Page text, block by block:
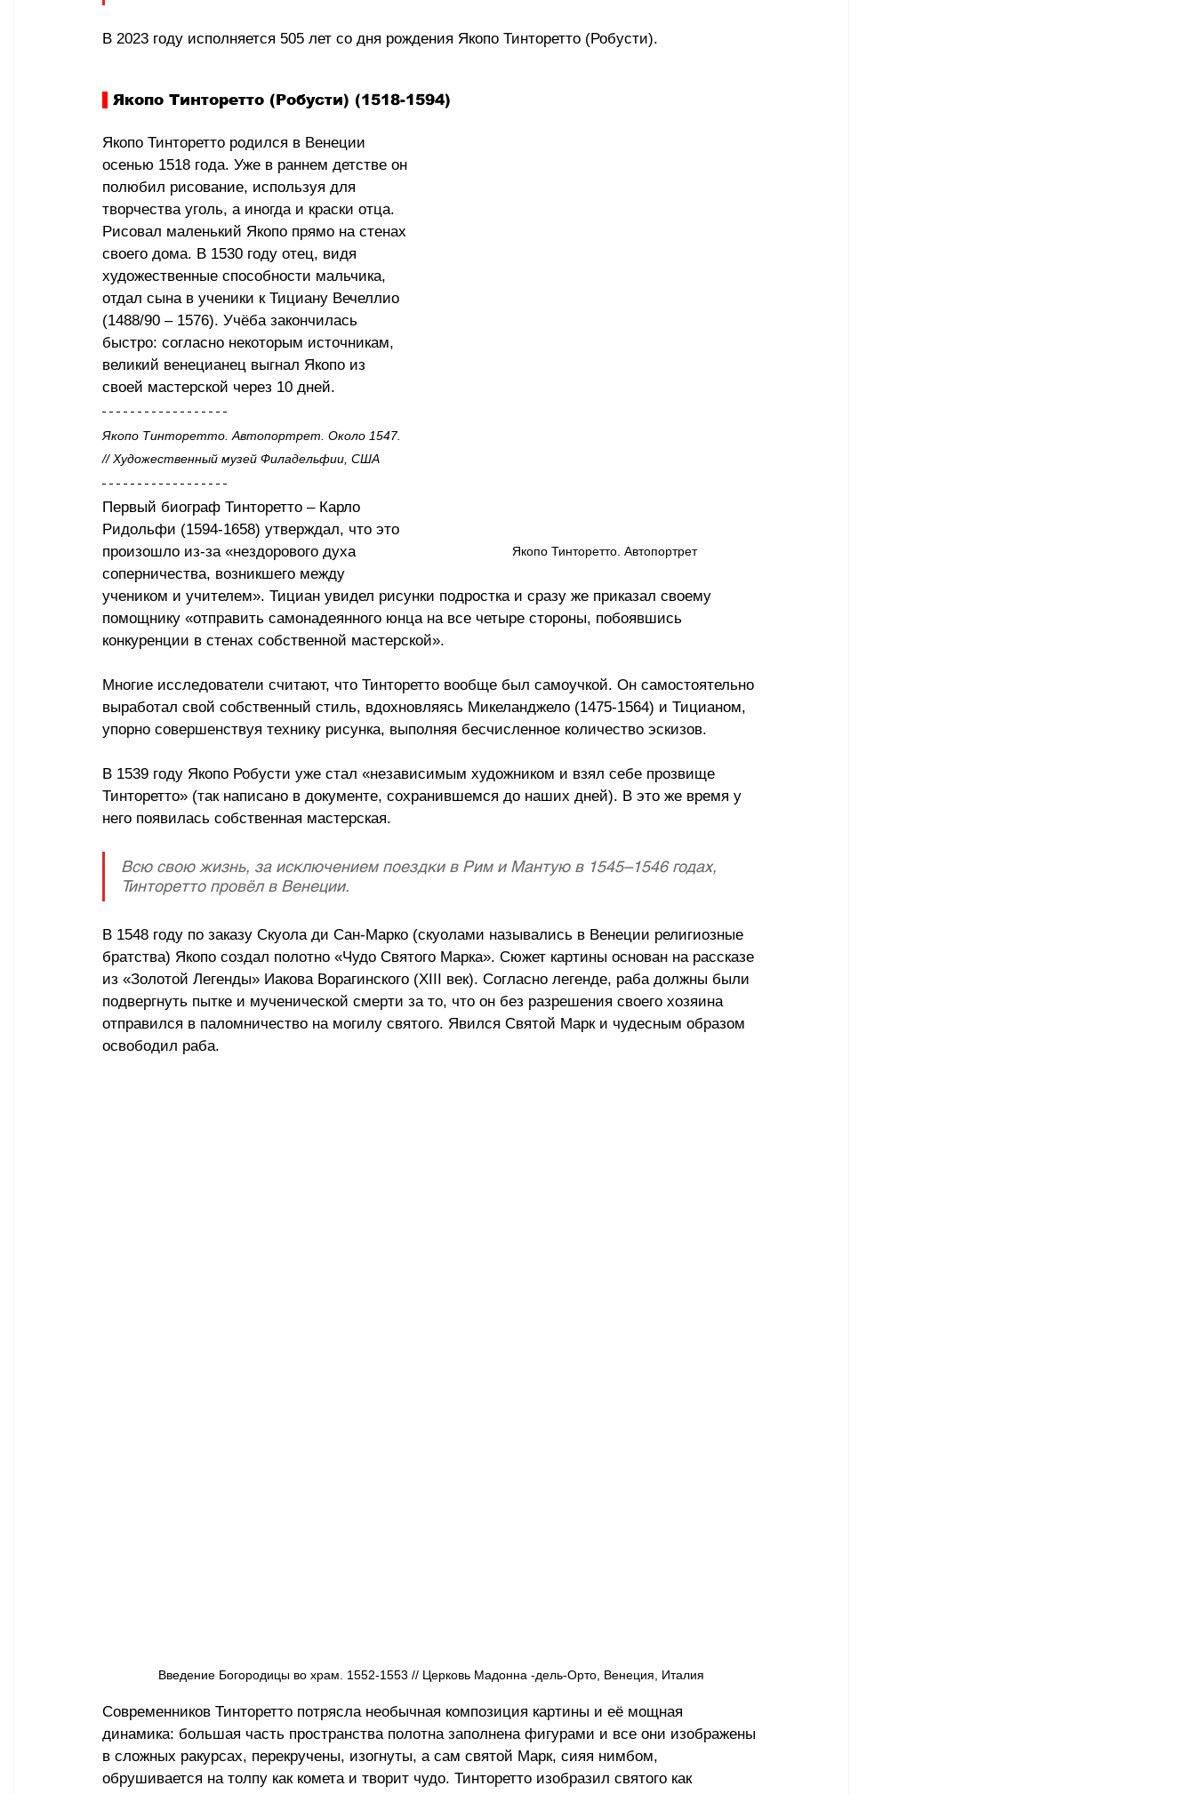
В 2023 году исполняется 505 лет со дня рождения Якопо Тинторетто (Робусти).
Якопо Тинторетто (Робусти) (1518-1594)
Якопо Тинторетто. Автопортрет
Якопо Тинторетто родился в Венеции
осенью 1518 года. Уже в раннем детстве он
полюбил рисование, используя для
творчества уголь, а иногда и краски отца.
Рисовал маленький Якопо прямо на стенах
своего дома. В 1530 году отец, видя
художественные способности мальчика,
отдал сына в ученики к Тициану Вечеллио
(1488/90 – 1576). Учёба закончилась
быстро: согласно некоторым источникам,
великий венецианец выгнал Якопо из
своей мастерской через 10 дней.
Якопо Тинторетто. Автопортрет. Около 1547.
// Художественный музей Филадельфии, США
Первый биограф Тинторетто – Карло
Ридольфи (1594-1658) утверждал, что это
произошло из-за «нездорового духа
соперничества, возникшего между
учеником и учителем». Тициан увидел рисунки подростка и сразу же приказал своему
помощнику «отправить самонадеянного юнца на все четыре стороны, побоявшись
конкуренции в стенах собственной мастерской».
Многие исследователи считают, что Тинторетто вообще был самоучкой. Он самостоятельно
выработал свой собственный стиль, вдохновляясь Микеланджело (1475-1564) и Тицианом,
упорно совершенствуя технику рисунка, выполняя бесчисленное количество эскизов.
В 1539 году Якопо Робусти уже стал «независимым художником и взял себе прозвище
Тинторетто» (так написано в документе, сохранившемся до наших дней). В это же время у
него появилась собственная мастерская.
Всю свою жизнь, за исключением поездки в Рим и Мантую в 1545–1546 годах,
Тинторетто провёл в Венеции.
В 1548 году по заказу Скуола ди Сан-Марко (скуолами назывались в Венеции религиозные
братства) Якопо создал полотно «Чудо Святого Марка». Сюжет картины основан на рассказе
из «Золотой Легенды» Иакова Ворагинского (XIII век). Согласно легенде, раба должны были
подвергнуть пытке и мученической смерти за то, что он без разрешения своего хозяина
отправился в паломничество на могилу святого. Явился Святой Марк и чудесным образом
освободил раба.
Введение Богородицы во храм. 1552-1553 // Церковь Мадонна -дель-Орто, Венеция, Италия
Современников Тинторетто потрясла необычная композиция картины и её мощная
динамика: большая часть пространства полотна заполнена фигурами и все они изображены
в сложных ракурсах, перекручены, изогнуты, а сам святой Марк, сияя нимбом,
обрушивается на толпу как комета и творит чудо. Тинторетто изобразил святого как